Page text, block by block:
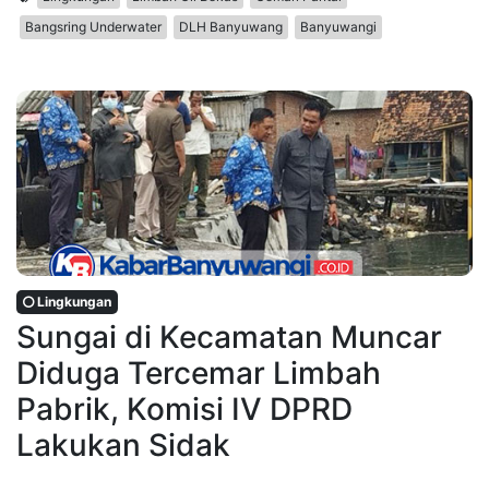
Bangsring Underwater
DLH Banyuwang Banyuwangi
Lingkungan
Sungai di Kecamatan Muncar
Diduga Tercemar Limbah
Pabrik, Komisi IV DPRD
Lakukan Sidak